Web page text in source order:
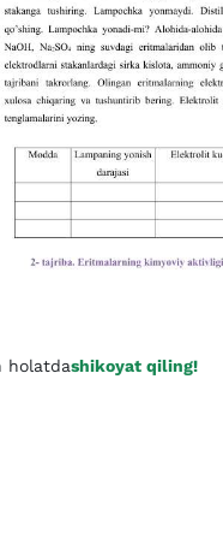
holatdashikoyat qiling!